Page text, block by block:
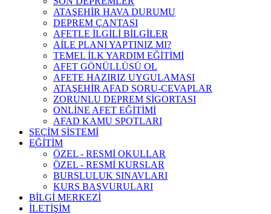
ATAŞEHİR HAVA DURUMU
DEPREM ÇANTASI
AFETLE İLGİLİ BİLGİLER
AİLE PLANI YAPTINIZ MI?
TEMEL İLK YARDIM EĞİTİMİ
AFET GÖNÜLLÜSÜ OL
AFETE HAZIRIZ UYGULAMASI
ATAŞEHİR AFAD SORU-CEVAPLAR
ZORUNLU DEPREM SİGORTASI
ONLİNE AFET EĞİTİMİ
AFAD KAMU SPOTLARI
SEÇİM SİSTEMİ
EĞİTİM
ÖZEL - RESMİ OKULLAR
ÖZEL - RESMİ KURSLAR
BURSLULUK SINAVLARI
KURS BAŞVURULARI
BİLGİ MERKEZİ
İLETİŞİM